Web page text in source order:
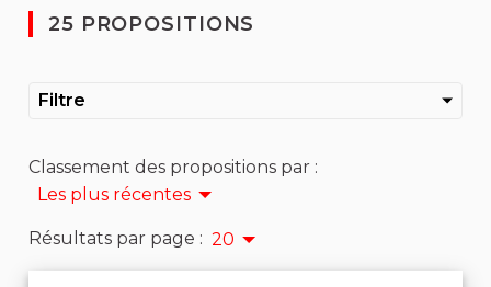
25 PROPOSITIONS
Filtre
Classement des propositions par :
Les plus récentes
Résultats par page : 20